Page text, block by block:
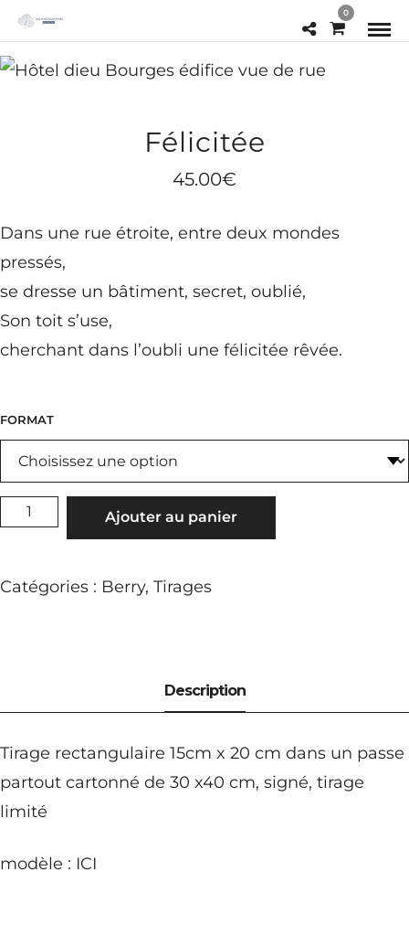
0
Félicitée
45.00€
Dans une rue étroite, entre deux mondes
pressés,
se dresse un bâtiment, secret, oublié,
Son toit s’use,
cherchant dans l’oubli une félicitée rêvée.
FORMAT
QUANTITÉ
DE
Ajouter au panier
Catégories : Berry, Tirages
Tirage rectangulaire 15cm x 20 cm dans un passe
partout cartonné de 30 x40 cm, signé, tirage
limité
modèle : ICI